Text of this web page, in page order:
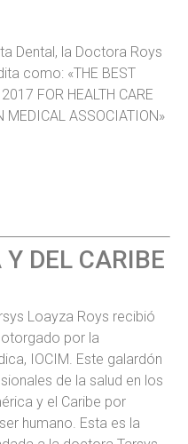
Dental, la Doctora Roys
como: «THE BEST
FOR HEALTH CARE
MEDICAL ASSOCIATION»
DEL CARIBE
Loayza Roys recibió
por la
IOCIM. Este galardón
de la salud en los
y el Caribe por
humano. Esta es la